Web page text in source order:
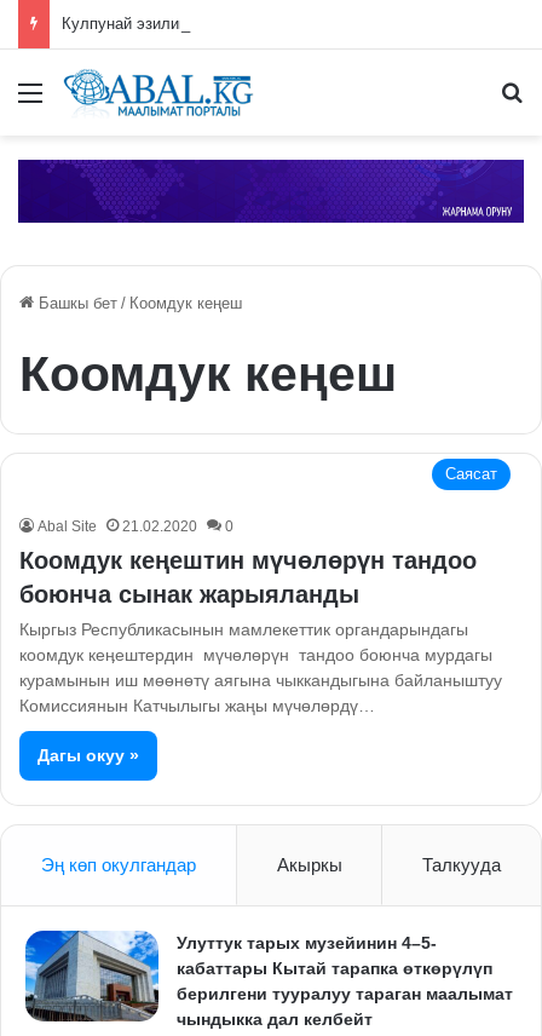
Меню
Башкы бет / Коомдук кеңеш
Коомдук кеңеш
Саясат
Abal Site 21.02.2020 0
Коомдук кеңештин мүчөлөрүн тандоо
боюнча сынак жарыяланды
Кыргыз Республикасынын мамлекеттик органдарындагы
коомдук кеӊештердин мүчөлөрүн тандоо боюнча мурдагы
курамынын иш мөөнөтү аягына чыккандыгына байланыштуу
Комиссиянын Катчылыгы жаңы мүчөлөрдү…
Дагы окуу »
Эң көп окулгандар Акыркы Талкууда
Улуттук тарых музейинин 4–5-
кабаттары Кытай тарапка өткөрүлүп
берилгени тууралуу тараган маалымат
чындыкка дал келбейт